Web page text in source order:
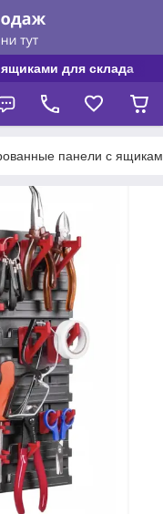
для склада
панели с